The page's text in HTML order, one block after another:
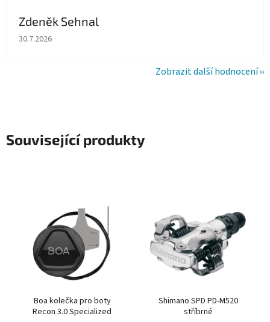
Zdeněk Sehnal
Hodnocení obchodu je 5 z 5 hvězdiček.
30.7.2026
Zobrazit další hodnocení
Související produkty
Boa kolečka pro boty
Recon 3.0 Specialized
Shimano SPD PD-M520
stříbrné